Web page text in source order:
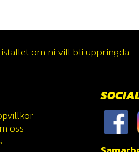
om ni vill bli uppringda.
oss